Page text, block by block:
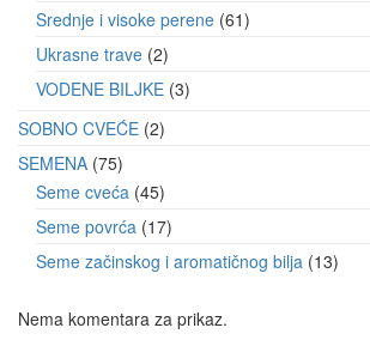
Srednje i visoke perene 61
Ukrasne trave 2
VODENE BILJKE 3
SOBNO CVEĆE 2
SEMENA 75
Seme cveća 45
Seme povrća 17
Seme začinskog i aromatičnog bilja 13
Nema komentara za prikaz.